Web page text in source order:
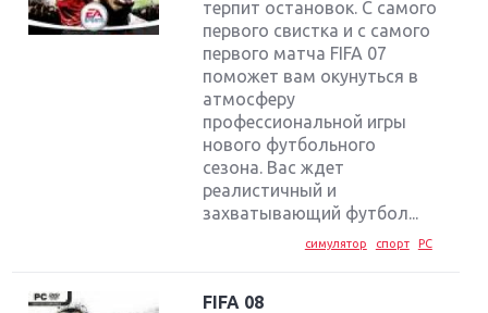
терпит остановок. С самого
первого свистка и с самого
первого матча FIFA 07
поможет вам окунуться в
атмосферу
профессиональной игры
нового футбольного
сезона. Вас ждет
реалистичный и
захватывающий футбол...
симулятор спорт PC
FIFA 08